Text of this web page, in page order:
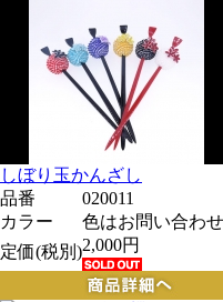
しぼり玉かんざし
品番
020011
カラー
色はお問い合わ
定価(税別)2,000円